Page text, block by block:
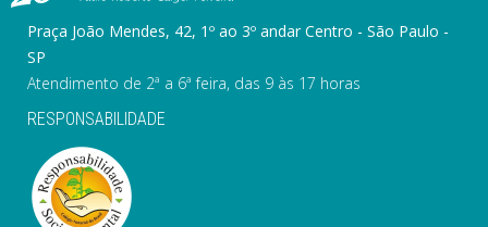
Praça João Mendes, 42, 1º ao 3º andar Centro - São Paulo -
SP
Atendimento de 2ª a 6ª feira, das 9 às 17 horas
RESPONSABILIDADE